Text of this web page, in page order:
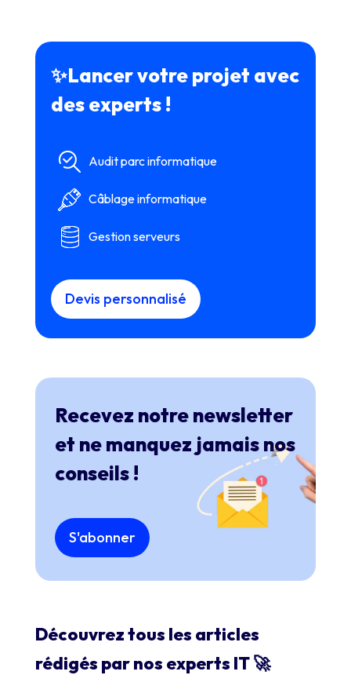
✨Lancer votre projet avec
des experts !
Audit parc informatique
Câblage informatique
Gestion serveurs
Devis personnalisé
Recevez notre newsletter
et ne manquez jamais nos
conseils !
S'abonner
Découvrez tous les articles
rédigés par nos experts IT 🚀​